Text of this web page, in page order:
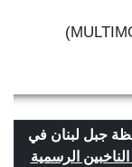
جبل لبنان في
الناخبين الرسمية